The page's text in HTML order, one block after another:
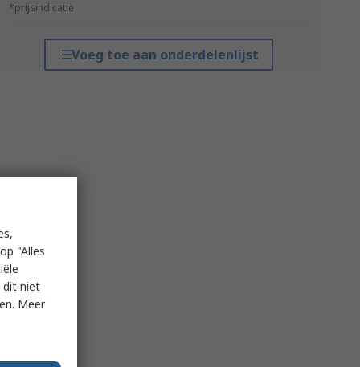
*prijsindicatie
Voeg toe aan onderdelenlijst
"Alles
dit niet
Meer